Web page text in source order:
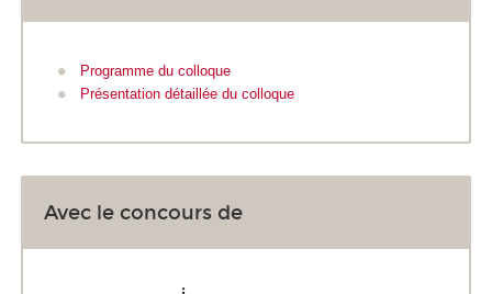
Programme du colloque
Présentation détaillée du colloque
Avec le concours de